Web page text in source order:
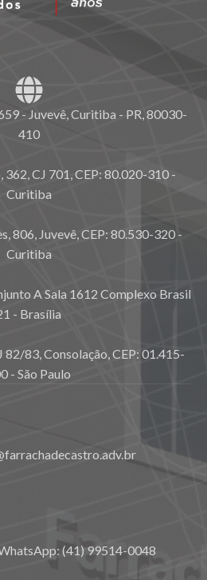
- Juvevê, Curitiba - PR, 80030-
410
362, CJ 701, CEP: 80.020-310 -
Curitiba
806, Juvevê, CEP: 80.530-320 -
Curitiba
A Sala 1612 Complexo Brasil
- Brasília
82/83, Consolação, CEP: 01.415-
- São Paulo
(41) 99514-0048